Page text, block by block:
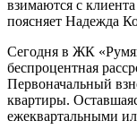
взимаются с
поясняет Надежда
Сегодня в ЖК
беспроцентная
Первоначальный
квартиры.
ежеквартальными